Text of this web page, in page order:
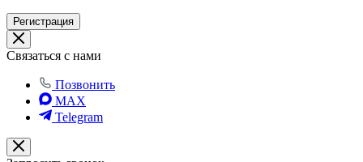
Регистрация
Связаться с нами
Позвонить
MAX
Telegram